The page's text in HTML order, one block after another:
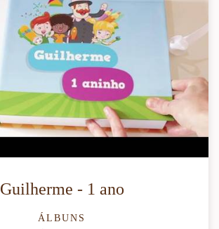
Guilherme - 1 ano
ÁLBUNS